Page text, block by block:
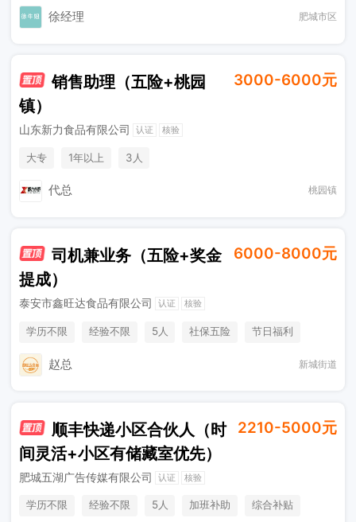
徐经理 肥城市区
销售助理（五险+桃园
镇）
3000-6000元
山东新力食品有限公司 认证 核验
大专 1年以上 3人
代总 桃园镇
司机兼业务（五险+奖金
提成）
6000-8000元
泰安市鑫旺达食品有限公司 认证 核验
学历不限 经验不限 5人 社保五险
节日福利
综合补贴
赵总 新城街道
顺丰快递小区合伙人（时
间灵活+小区有储藏室优先）
2210-5000元
肥城五湖广告传媒有限公司 认证 核验
学历不限 经验不限 5人 加班补助
综合补贴